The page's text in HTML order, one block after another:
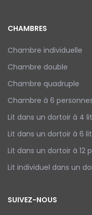
CHAMBRES
Chambre individuelle
Chambre double
Chambre quadruple
Chambre à 6
Lit dans un dortoir à 4
Lit dans un dortoir à 6
Lit dans un dortoir à 12
Lit individuel dans un
SUIVEZ-NOUS